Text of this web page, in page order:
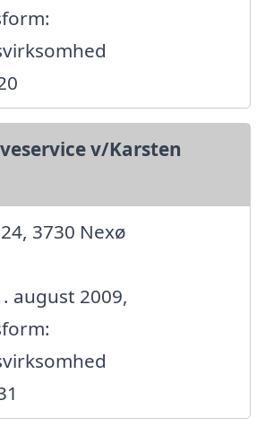
v/Karsten
3730 Nexø
august 2009,